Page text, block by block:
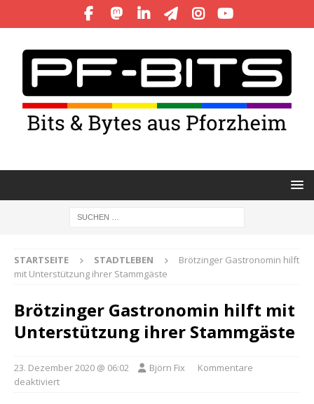
STARTSEITE STADTLEBEN
Brötzinger Gastronomin hilft
mit Unterstützung ihrer Stammgäste
Brötzinger Gastronomin hilft mit
Unterstützung ihrer Stammgäste
23. Dezember 2020 @ 06:02 Björn Fix
Kommentare
deaktiviert